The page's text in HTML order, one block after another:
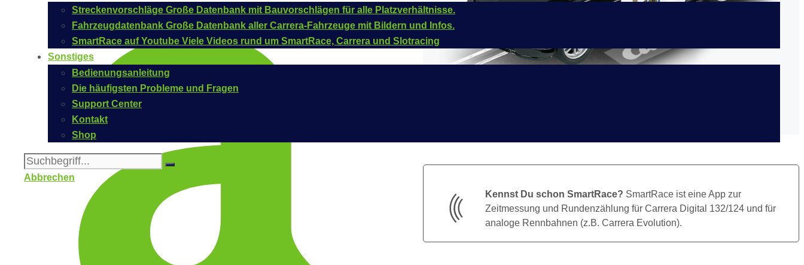
Streckenvorschläge Große Datenbank mit Bauvorschlägen für alle Platzverhältnisse.
Fahrzeugdatenbank Große Datenbank aller Carrera-Fahrzeuge mit Bildern und Infos.
SmartRace auf Youtube Viele Videos rund um SmartRace, Carrera und Slotracing
Sonstiges
Bedienungsanleitung
Die häufigsten Probleme und Fragen
Support Center
Kontakt
Shop
Abbrechen
Kennst Du schon SmartRace? SmartRace ist eine App zur
Zeitmessung und Rundenzählung für Carrera Digital 132/124 und für
analoge Rennbahnen (z.B. Carrera Evolution).